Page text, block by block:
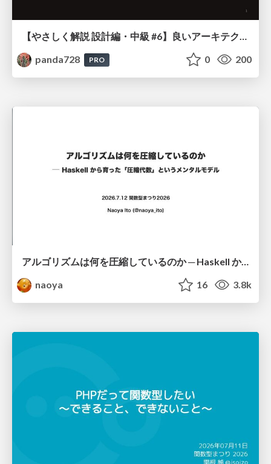
panda728
PRO 0 200
アルゴリズムは何を圧縮しているのか ─ Haskell から育った「圧縮代数」というメンタルモデル
naoya
16 3.8k